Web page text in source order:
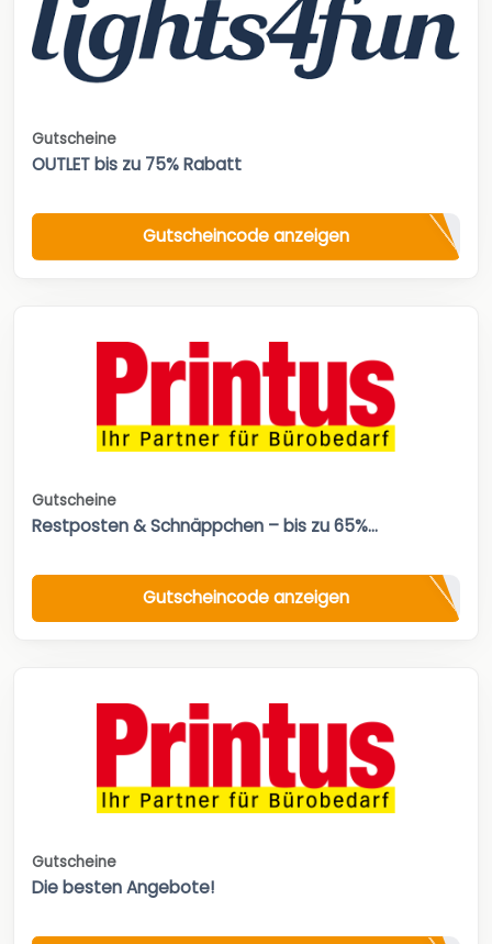
Gutscheine
OUTLET bis zu 75% Rabatt
Gutscheincode anzeigen
Gutscheine
Restposten & Schnäppchen – bis zu 65%...
Gutscheincode anzeigen
Gutscheine
Die besten Angebote!